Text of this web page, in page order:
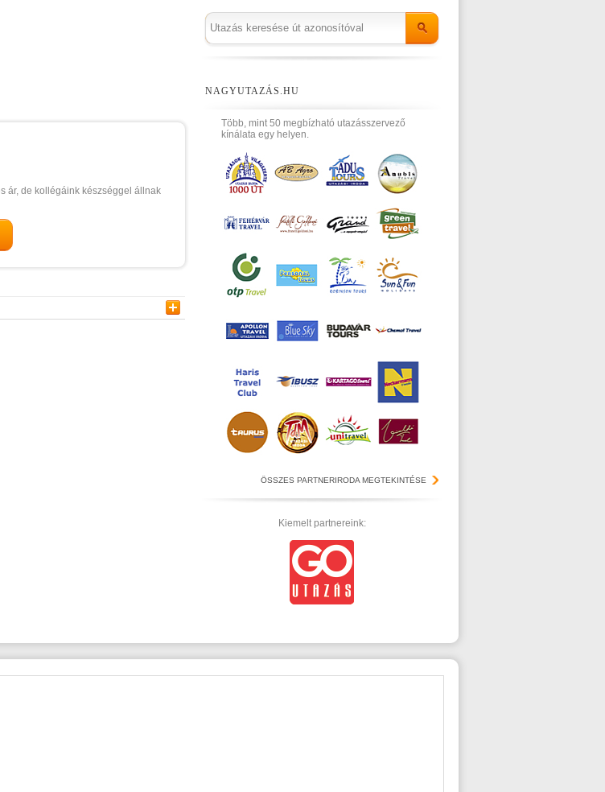
ár, de kollégáink készséggel állnak
NAGYUTAZÁS.HU
Több, mint 50 megbízható utazásszervező
kínálata egy helyen.
ÖSSZES PARTNERIRODA MEGTEKINTÉSE
Kiemelt partnereink: